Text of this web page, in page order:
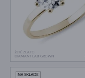
ŽLTÉ ZLATO
DIAMANT LAB GROWN
NA SKLADE